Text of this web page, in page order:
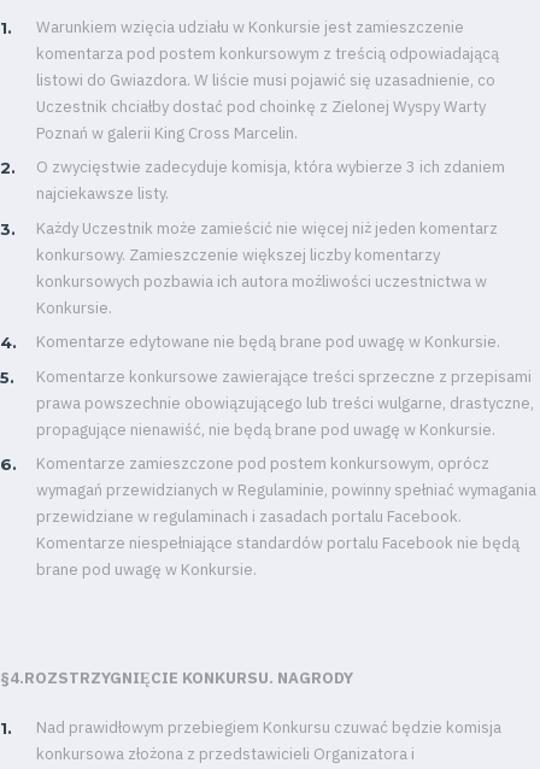
Warunkiem wzięcia udziału w Konkursie jest zamieszczenie
komentarza pod postem konkursowym z treścią odpowiadającą
listowi do Gwiazdora. W liście musi pojawić się uzasadnienie, co
Uczestnik chciałby dostać pod choinkę z Zielonej Wyspy Warty
Poznań w galerii King Cross Marcelin.
O zwycięstwie zadecyduje komisja, która wybierze 3 ich zdaniem
najciekawsze listy.
Każdy Uczestnik może zamieścić nie więcej niż jeden komentarz
konkursowy. Zamieszczenie większej liczby komentarzy
konkursowych pozbawia ich autora możliwości uczestnictwa w
Konkursie.
Komentarze edytowane nie będą brane pod uwagę w Konkursie.
Komentarze konkursowe zawierające treści sprzeczne z przepisami
prawa powszechnie obowiązującego lub treści wulgarne, drastyczne,
propagujące nienawiść, nie będą brane pod uwagę w Konkursie.
Komentarze zamieszczone pod postem konkursowym, oprócz
wymagań przewidzianych w Regulaminie, powinny spełniać wymagania
przewidziane w regulaminach i zasadach portalu Facebook.
Komentarze niespełniające standardów portalu Facebook nie będą
brane pod uwagę w Konkursie.
§4.ROZSTRZYGNIĘCIE KONKURSU. NAGRODY
Nad prawidłowym przebiegiem Konkursu czuwać będzie komisja
konkursowa złożona z przedstawicieli Organizatora i